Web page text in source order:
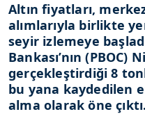
Altın fiyatları,
alımlarıyla birlikte
seyir izlemeye
Bankası’nın (PBOC)
gerçekleştirdiği 8
bu yana kaydedilen
alma olarak öne çıktı.